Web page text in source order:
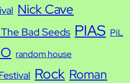
Nick Cave
Bad Seeds PIAS PiL
random house
Rock Roman